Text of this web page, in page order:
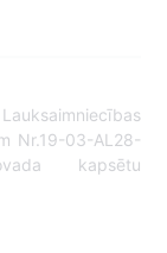
Nr.19-03-AL28-
kapsētu